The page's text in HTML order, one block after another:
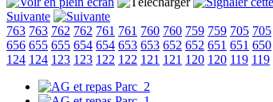
Suivante
763 763 762 762 761 761 760 760 759 759 705 705
656 655 655 654 654 653 653 652 652 651 651 650
124 124 123 123 122 122 121 121 120 120 119 119